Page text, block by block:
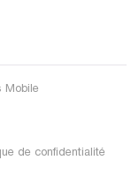
Mobile
de confidentialité